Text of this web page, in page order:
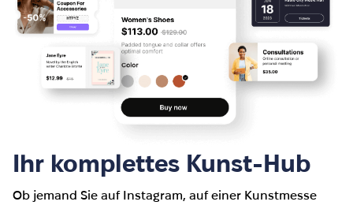
Ihr komplettes Kunst-Hub
Ob jemand Sie auf Instagram, auf einer Kunstmesse